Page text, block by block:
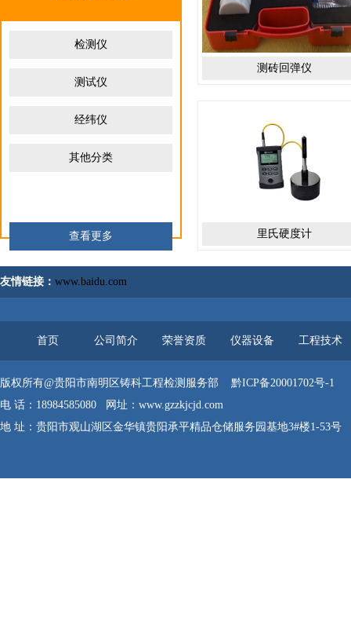
检测仪
测试仪
经纬仪
其他分类
查看更多
测砖回弹仪
里氏硬度计
友情链接： www.baidu.com
首页 公司简介 荣誉资质 仪器设备 工程技术
版权所有@贵阳市南明区铸科工程检测服务部
黔ICP备20001702号-1
电 话：18984585080 网址：www.gzzkjcjd.com
地 址：贵阳市观山湖区金华镇贵阳承平精品仓储服务园基地3#楼1-53号